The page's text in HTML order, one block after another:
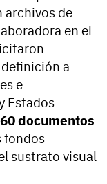
archivos de
en el
a
e
Estados
documentos
fondos
sustrato visual